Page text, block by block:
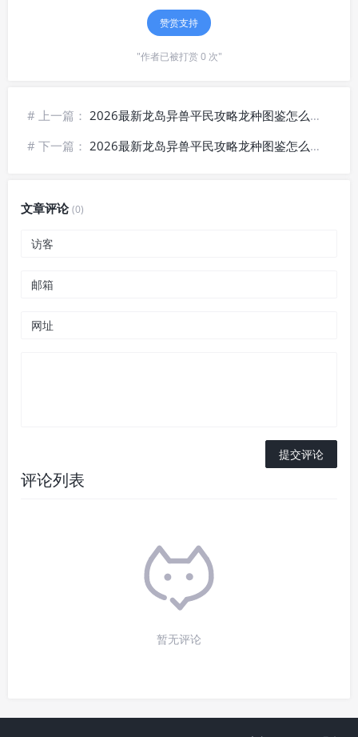
赞赏支持
"作者已被打赏 0 次"
# 上一篇： 2026最新龙岛异兽平民攻略龙种图鉴怎么查看？附账号注册图文教程
# 下一篇： 2026最新龙岛异兽平民攻略龙种图鉴怎么查看，附官网新闻查看方式
文章评论(0)
评论列表
暂无评论